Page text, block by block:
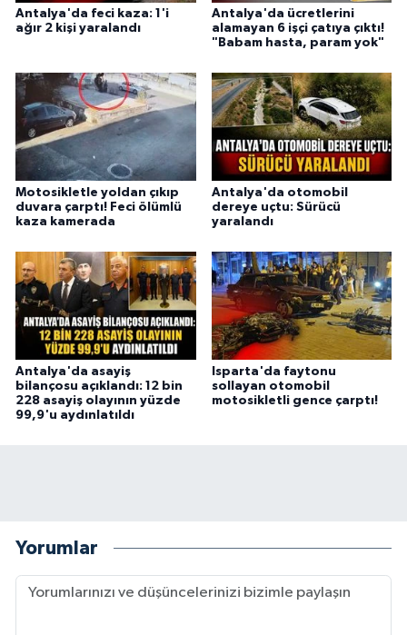
Antalya'da feci kaza: 1'i
ağır 2 kişi yaralandı
Antalya'da ücretlerini
alamayan 6 işçi çatıya çıktı!
"Babam hasta, param yok"
Motosikletle yoldan çıkıp
duvara çarptı! Feci ölümlü
kaza kamerada
Antalya'da otomobil
dereye uçtu: Sürücü
yaralandı
Antalya'da asayiş
bilançosu açıklandı: 12 bin
228 asayiş olayının yüzde
99,9'u aydınlatıldı
Isparta'da faytonu
sollayan otomobil
motosikletli gence çarptı!
Yorumlar